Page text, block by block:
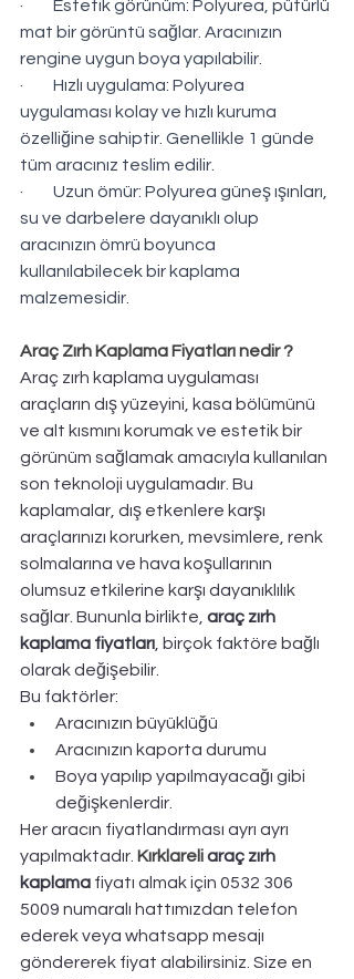
·         Estetik görünüm: Polyurea, pütürlü
mat bir görüntü sağlar. Aracınızın
rengine uygun boya yapılabilir.
·         Hızlı uygulama: Polyurea
uygulaması kolay ve hızlı kuruma
özelliğine sahiptir. Genellikle 1 günde
tüm aracınız teslim edilir.
·         Uzun ömür: Polyurea güneş ışınları,
su ve darbelere dayanıklı olup
aracınızın ömrü boyunca
kullanılabilecek bir kaplama
malzemesidir.
Araç Zırh Kaplama Fiyatları nedir ?
Araç zırh kaplama uygulaması
araçların dış yüzeyini, kasa bölümünü
ve alt kısmını korumak ve estetik bir
görünüm sağlamak amacıyla kullanılan
son teknoloji uygulamadır. Bu
kaplamalar, dış etkenlere karşı
araçlarınızı korurken, mevsimlere, renk
solmalarına ve hava koşullarının
olumsuz etkilerine karşı dayanıklılık
sağlar. Bununla birlikte, araç zırh
kaplama fiyatları , birçok faktöre bağlı
olarak değişebilir.
Bu faktörler:
Aracınızın büyüklüğü
Aracınızın kaporta durumu
Boya yapılıp yapılmayacağı gibi
değişkenlerdir.
Her aracın fiyatlandırması ayrı ayrı
yapılmaktadır. Kırklareli araç zırh
kaplama fiyatı almak için 0532 306
5009 numaralı hattımızdan telefon
ederek veya whatsapp mesajı
göndererek fiyat alabilirsiniz. Size en